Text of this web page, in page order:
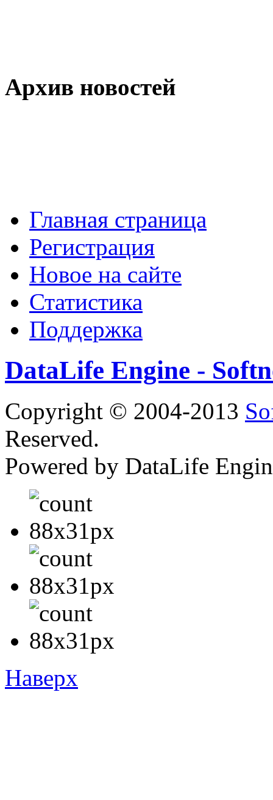
Архив новостей
Главная страница
Регистрация
Новое на сайте
Статистика
Поддержка
DataLife Engine -
Copyright © 2004-2013
Reserved.
Powered by DataLife
Наверх